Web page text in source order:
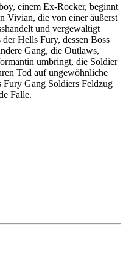
einem Ex-Rocker, beginnt
Vivian, die von einer äußerst
und vergewaltigt
Hells Fury, dessen Boss
Gang, die Outlaws,
umbringt, die Soldier
Tod auf ungewöhnliche
Gang Soldiers Feldzug
Falle.